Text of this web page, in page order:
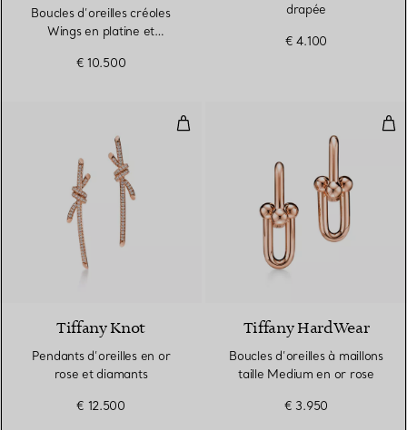
Boucles d’oreilles créoles
Wings en platine et
€ 10.500
drapée
€ 4.100
Pendants d’oreilles en or rose
Tiffany Knot
Pendants d’oreilles en or
rose et diamants
€ 12.500
Tiffany HardWear
Boucles d’oreilles à maillons
taille Medium en or rose
€ 3.950